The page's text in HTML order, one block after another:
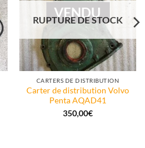
VENDU
RUPTURE DE STOCK
CARTERS DE DISTRIBUTION
Carter de distribution Volvo
Penta AQAD41
350,00€